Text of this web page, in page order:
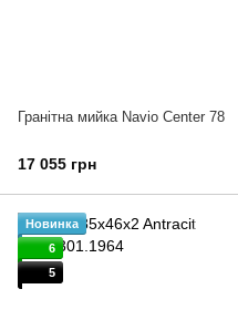
Гранітна мийка Navio Center 78
17 055 грн
Новинка
6
5